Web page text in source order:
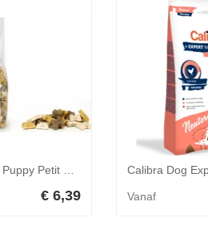
€ 6,39 Vanaf